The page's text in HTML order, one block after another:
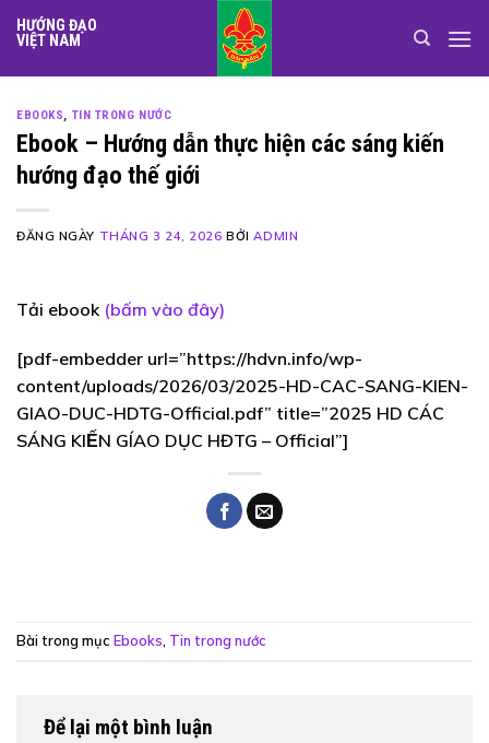
Skip
to
HƯỚNG ĐẠO
VIỆT NAM
EBOOKS, TIN TRONG NƯỚC
Ebook – Hướng dẫn thực hiện các sáng kiến
hướng đạo thế giới
ĐĂNG NGÀY THÁNG 3 24, 2026 BỞIADMIN
Tải ebook (bấm vào đây)
[pdf-embedder url=”https://hdvn.info/wp-
content/uploads/2026/03/2025-HD-CAC-SANG-KIEN-
GIAO-DUC-HDTG-Official.pdf” title=”2025 HD CÁC
SÁNG KIẾN GÍAO DỤC HĐTG – Official”]
Bài trong mục Ebooks Tin trong nước
Để lại một bình luận